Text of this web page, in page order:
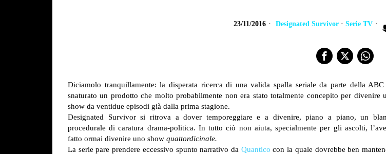
23/11/2016 Designated Survivor · Serie TV
Diciamolo tranquillamente: la disperata ricerca di una valida spalla seriale da parte della ABC
snaturato un prodotto che molto probabilmente non era stato totalmente concepito per divenire
show da ventidue episodi già dalla prima stagione.
Designated Survivor si ritrova a dover temporeggiare e a divenire, piano a piano, un
procedurale di caratura drama-politica. In tutto ciò non aiuta, specialmente per gli ascolti,
fatto ormai divenire uno show quattordicinale.
La serie pare prendere eccessivo spunto narrativo da Quantico con la quale dovrebbe ben